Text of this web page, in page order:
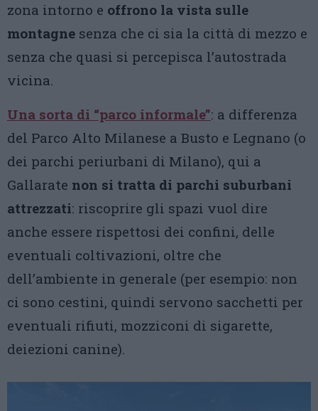
zona intorno e offrono la vista sulle
montagne senza che ci sia la città di mezzo e
senza che quasi si percepisca l’autostrada
vicina.
Una sorta di “parco informale”: a differenza
del Parco Alto Milanese a Busto e Legnano (o
dei parchi periurbani di Milano), qui a
Gallarate non si tratta di parchi suburbani
attrezzati: riscoprire gli spazi vuol dire
anche essere rispettosi dei confini, delle
eventuali coltivazioni, oltre che
dell’ambiente in generale (per esempio: non
ci sono cestini, quindi servono sacchetti per
eventuali rifiuti, mozziconi di sigarette,
deiezioni canine).